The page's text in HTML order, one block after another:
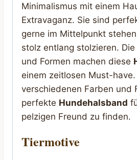
Minimalismus mit einem
Extravaganz. Sie sind
gerne im Mittelpunkt
stolz entlang stolzieren.
und Formen machen diese
einem zeitlosen Must-have.
verschiedenen Farben und
perfekte Hundehalsband
pelzigen Freund zu finden.
Tiermotive